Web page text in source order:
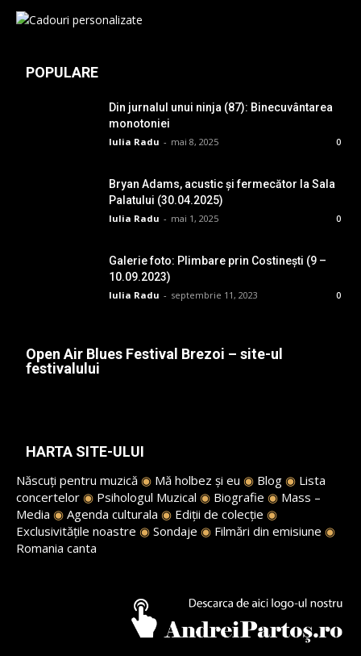
POPULARE
Din jurnalul unui ninja (87): Binecuvântarea
monotoniei
Iulia Radu - mai 8, 2025 0
Bryan Adams, acustic și fermecător la Sala
Palatului (30.04.2025)
Iulia Radu - mai 1, 2025 0
Galerie foto: Plimbare prin Costinești (9 –
10.09.2023)
Iulia Radu - septembrie 11, 2023 0
Open Air Blues Festival Brezoi – site-ul
festivalului
HARTA SITE-ULUI
Născuți pentru muzică ◉ Mă holbez și eu ◉ Blog ◉ Lista
concertelor ◉ Psihologul Muzical ◉ Biografie ◉ Mass –
Media ◉ Agenda culturala ◉ Ediții de colecție ◉
Exclusivitățile noastre ◉ Sondaje ◉ Filmări din emisiune ◉
Romania canta